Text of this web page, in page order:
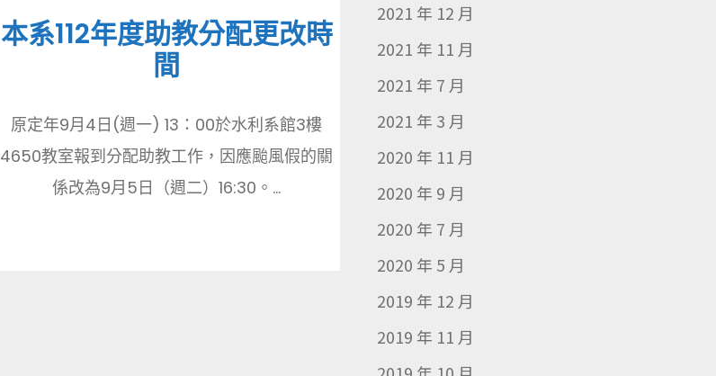
本系112年度助教分配更改時
間
原定年9月4日(週一) 13：00於水利系館3樓
4650教室報到分配助教工作，因應颱風假的關
係改為9月5日（週二）16:30。...
2021 年 12 月
2021 年 11 月
2021 年 7 月
2021 年 3 月
2020 年 11 月
2020 年 9 月
2020 年 7 月
2020 年 5 月
2019 年 12 月
2019 年 11 月